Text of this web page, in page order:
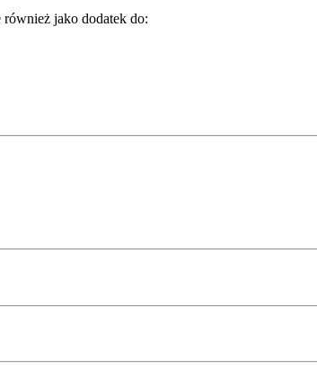
również jako dodatek do: